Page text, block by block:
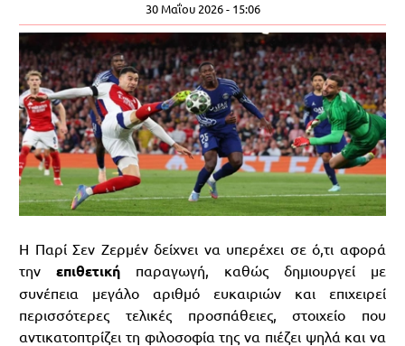
30 Μαΐου 2026 - 15:06
Η Παρί Σεν Ζερμέν δείχνει να υπερέχει σε ό,τι αφορά
την επιθετική παραγωγή, καθώς δημιουργεί με
συνέπεια μεγάλο αριθμό ευκαιριών και επιχειρεί
περισσότερες τελικές προσπάθειες, στοιχείο που
αντικατοπτρίζει τη φιλοσοφία της να πιέζει ψηλά και να